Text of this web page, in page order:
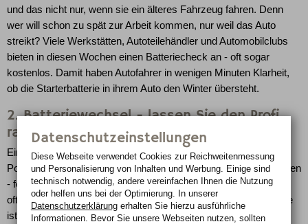
und das nicht nur, wenn sie ein älteres Fahrzeug fahren. Denn
wer will schon zu spät zur Arbeit kommen, nur weil das Auto
streikt? Viele Werkstätten, Autoteilehändler und Automobilclubs
bieten in diesen Wochen einen Batteriecheck an - oft sogar
kostenlos. Damit haben Autofahrer in wenigen Minuten Klarheit,
ob die Starterbatterie in ihrem Auto den Winter übersteht.
2. Batteriewechsel - lassen Sie den Profi
ran
Ein Batteriewechsel war früher eine leichte Übung: Motor aus,
Polklemmen lösen, Batterie austauschen, Polklemmen befestigen
- fertig. Heute ist das nicht mehr so einfach, denn die Pole sind
oftmals direkt mit elektrischen Bauteilen verbunden. Die Batterie
ist Teil eines komplexen elektrischen Systems und versorgt
Datenschutzeinstellungen
Diese Webseite verwendet Cookies zur Reichweiten­messung
und Personalisierung von Inhalten und Werbung. Einige sind
technisch notwendig, andere vereinfachen Ihnen die Nutzung
oder helfen uns bei der Optimierung. In unserer
Datenschutzerklärungerhalten Sie hierzu ausführliche
Informationen. Bevor Sie unsere Webseiten nutzen, sollten